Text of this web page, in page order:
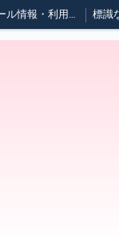
スクール情報・利用規約 標識